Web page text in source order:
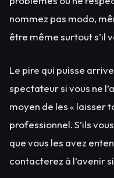
nommez pas modo,
être même surtout s’il
Le pire qui puisse
spectateur si vous ne
moyen de les « laisser
professionnel. S’ils
que vous les avez
contacterez à l’avenir